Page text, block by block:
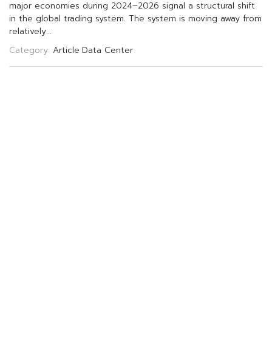
major economies during 2024–2026 signal a structural shift
in the global trading system. The system is moving away from
relatively...
Category: Article Data Center